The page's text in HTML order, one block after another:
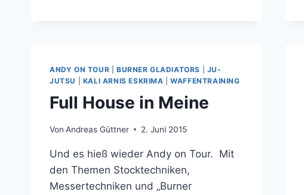
ANDY ON TOUR BURNER GLADIATORS
JU-
JUTSU
KALI ARNIS ESKRIMA |WAFFENTRAINING
Full House in Meine
Von Andreas Güttner 2. Juni 2015
Und es hieß wieder Andy on Tour. Mit
den Themen Stocktechniken,
Messertechniken und „Burner